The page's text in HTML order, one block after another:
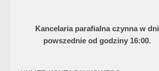
Kancelaria parafialna czynna w dni
powszednie od godziny 16:00.